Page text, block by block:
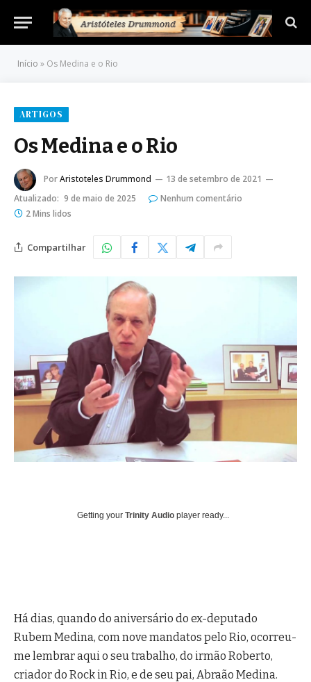
Início » Os Medina e o Rio
ARTIGOS
Os Medina e o Rio
PorAristoteles Drummond
13 de setembro de 2021
Atualizado: 9 de maio de 2025
Nenhum comentário
2 Mins lidos
Compartilhar
Getting your Trinity Audio player ready...
Há dias, quando do aniversário do ex-deputado
Rubem Medina, com nove mandatos pelo Rio, ocorreu-
me lembrar aqui o seu trabalho, do irmão Roberto,
criador do Rock in Rio, e de seu pai, Abraão Medina.